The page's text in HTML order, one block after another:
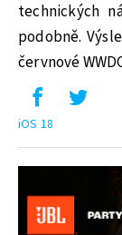
technických
podobně.
červnové
iOS 18